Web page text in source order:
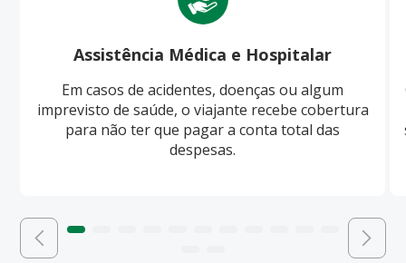
Assistência Médica e Hospitalar
Em casos de acidentes, doenças ou algum
imprevisto de saúde, o viajante recebe cobertura
para não ter que pagar a conta total das
despesas.